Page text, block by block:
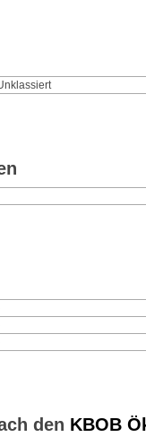
den KBOB